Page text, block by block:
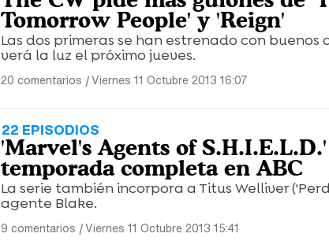
Tomorrow People' y 'Reign'
Las dos primeras se han estrenado con
verá la luz el próximo jueves.
20 comentarios |Viernes 11 Octubre 2013 16:07
22 EPISODIOS
'Marvel's Agents of
temporada completa en ABC
La serie también incorpora a Titus Welliver
agente Blake.
9 comentarios |Viernes 11 Octubre 2013 15:41